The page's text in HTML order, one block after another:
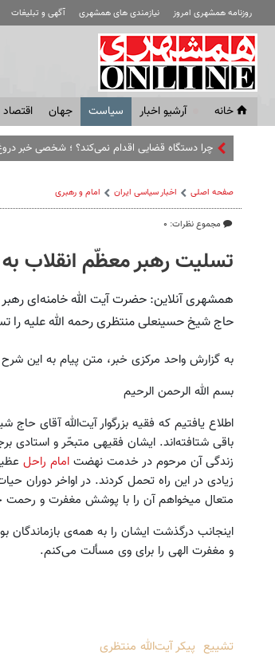
روزنامه همشهری امروز نیازمندی های همشهری آگهی و تبلیغات
خانه آرشیو اخبار سياست جهان اقتصاد
چرا دستگاه قضایی اقدام نمی‌کند؟ ؛ شخصی خبر
صفحه اصلی اخبار سیاسی ایران امام و رهبری
مجموع نظرات: ۰
تسلیت رهبر معظّم انقلاب
همشهری آنلاین: حضرت آیت الله خامنه‌ای رهبر
حاج شیخ حسینعلی منتظری رحمه الله علیه را
به گزارش واحد مرکزی خبر، متن پیام به این
بسم الله الرحمن الرحیم
اطلاع یافتیم که فقیه بزرگوار آیت‌الله آقای
باقی شتافته‌اند. ایشان فقیهی متبحّر و استادی
زندگی آن مرحوم در خدمت نهضت امام راحل
زیادی در این راه تحمل کردند. در اواخر دوران
متعال میخواهم آن را با پوشش مغفرت و رحمت
اینجانب درگذشت ایشان را به همه‌ی
و مغفرت الهی را برای وی مسألت می‌کنم.
تشییع پیکر آیت‌الله منتظری